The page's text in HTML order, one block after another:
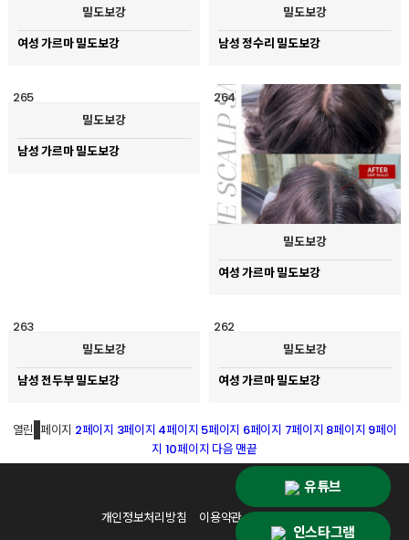
밀도보강
여성 가르마 밀도보강
밀도보강
남성 정수리 밀도보강
265
밀도보강
남성 가르마 밀도보강
264
밀도보강
여성 가르마 밀도보강
263
밀도보강
남성 전두부 밀도보강
262
밀도보강
여성 가르마 밀도보강
열린 페이지 2페이지 3페이지 4페이지 5페이지 6페이지 7페이지 8페이지 9페이
지 10페이지 다음 맨끝
개인정보처리방침 이용약관
유튜브
인스타그램